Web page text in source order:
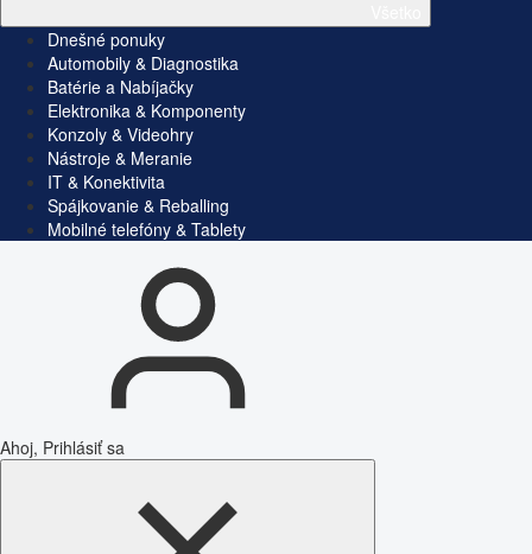
Dnešné ponuky
Automobily & Diagnostika
Batérie a Nabíjačky
Elektronika & Komponenty
Konzoly & Videohry
Nástroje & Meranie
IT & Konektivita
Spájkovanie & Reballing
Mobilné telefóny & Tablety
Ahoj, Prihlásiť sa